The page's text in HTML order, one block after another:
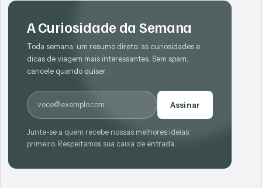
A Curiosidade da Semana
Toda semana, um resumo direto: as curiosidades e
dicas de viagem mais interessantes. Sem spam,
cancele quando quiser.
E-mail
Assinar
Junte-se a quem recebe nossas melhores ideias
primeiro. Respeitamos sua caixa de entrada.